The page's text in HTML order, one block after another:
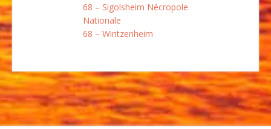
68 – Sigolsheim Nécropole
Nationale
68 – Wintzenheim